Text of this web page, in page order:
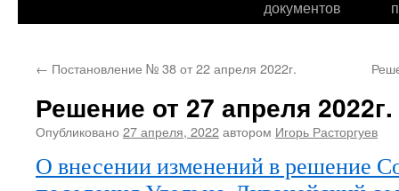
документов
← Постановление № 38 от 22 апреля 2022г.
Решение от 27 апреля
Опубликовано 27 апреля, 2022автором Игорь Расторгуев
О внесении изменений в решение